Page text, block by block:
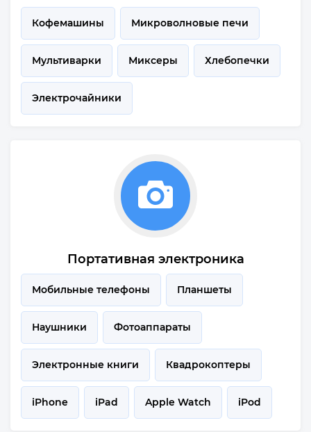
Кофемашины Микроволновые печи
Мультиварки Миксеры Хлебопечки
Электрочайники
Портативная электроника
Мобильные телефоны Планшеты
Наушники Фотоаппараты
Электронные книги Квадрокоптеры
iPhone iPad Apple Watch iPod